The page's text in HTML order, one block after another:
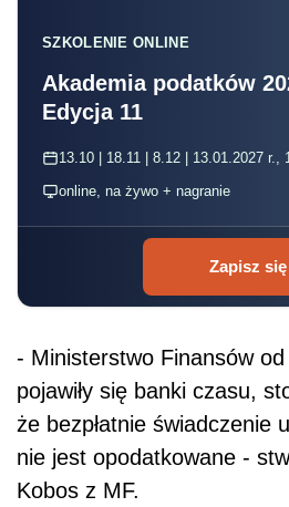
SZKOLENIE ONLINE
Akademia podatków
Edycja 11
13.10 | 18.11 | 8.12 | 13.01.2027 r.,
online, na żywo + nagranie
Zapisz się
- Ministerstwo Finansów
pojawiły się banki czasu,
że bezpłatnie świadczenie
nie jest opodatkowane -
Kobos z MF.